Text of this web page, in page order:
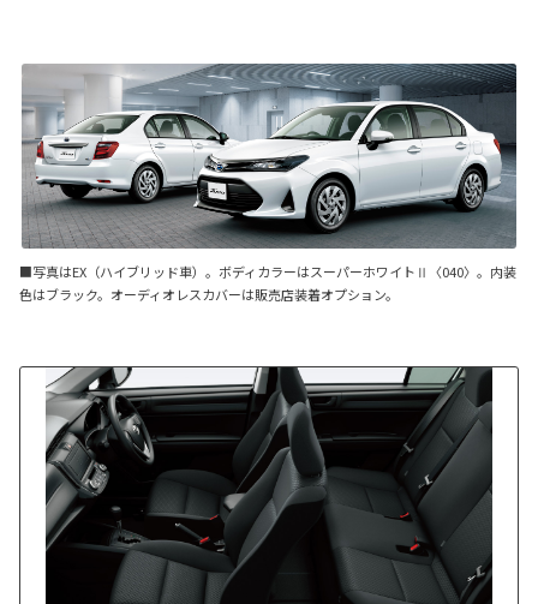
■写真はEX（ハイブリッド車）。ボディカラーはスーパーホワイトⅡ〈040〉。内装
色はブラック。オーディオレスカバーは販売店装着オプション。